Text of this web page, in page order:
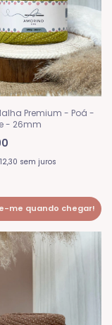
Premium - Poá -
- 26mm
sem juros
me quando chegar!